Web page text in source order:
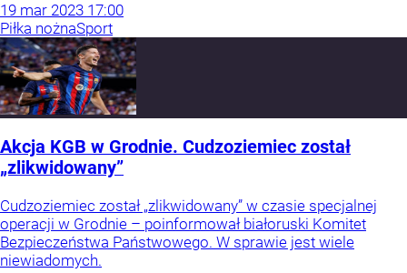
19 mar 2023 17:00
Piłka nożnaSport
Akcja KGB w Grodnie. Cudzoziemiec został
„zlikwidowany”
Cudzoziemiec został „zlikwidowany” w czasie specjalnej
operacji w Grodnie – poinformował białoruski Komitet
Bezpieczeństwa Państwowego. W sprawie jest wiele
niewiadomych.